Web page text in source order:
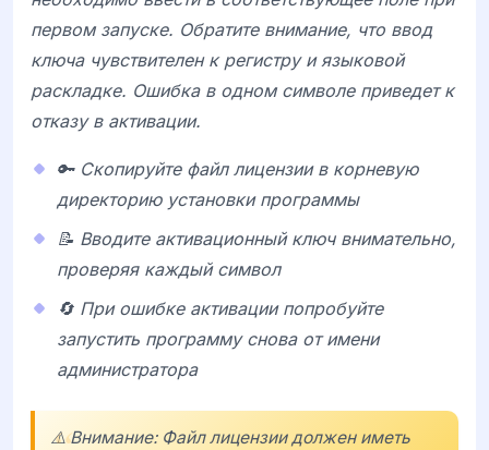
первом запуске. Обратите внимание, что ввод
ключа чувствителен к регистру и языковой
раскладке. Ошибка в одном символе приведет к
отказу в активации.
🔑 Скопируйте файл лицензии в корневую
директорию установки программы
📝 Вводите активационный ключ внимательно,
проверяя каждый символ
🔄 При ошибке активации попробуйте
запустить программу снова от имени
администратора
⚠️ Внимание: Файл лицензии должен иметь